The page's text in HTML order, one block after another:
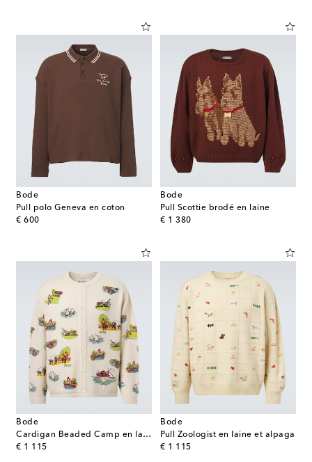
Bode
Pull polo Geneva en coton
€ 600
original price
Bode
Pull Scottie brodé en laine
€ 1 380
original price
Bode
Cardigan Beaded Camp en laine et coton
€ 1 115
original price
Bode
Pull Zoologist en laine et alpaga
€ 1 115
original price